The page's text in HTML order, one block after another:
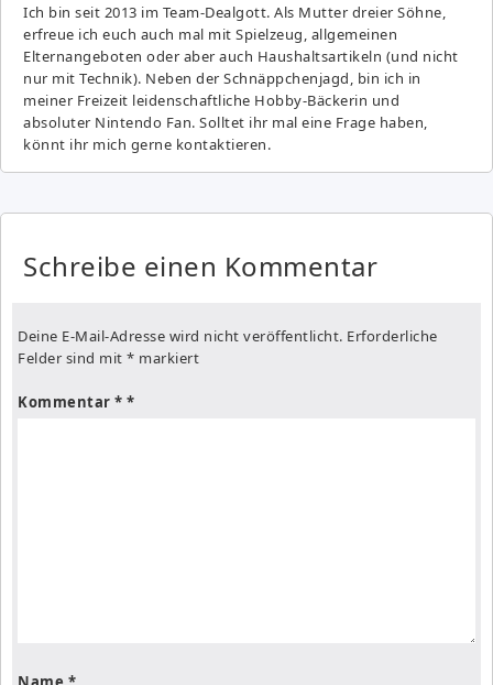
Ich bin seit 2013 im Team-Dealgott. Als Mutter dreier Söhne,
erfreue ich euch auch mal mit Spielzeug, allgemeinen
Elternangeboten oder aber auch Haushaltsartikeln (und nicht
nur mit Technik). Neben der Schnäppchenjagd, bin ich in
meiner Freizeit leidenschaftliche Hobby-Bäckerin und
absoluter Nintendo Fan. Solltet ihr mal eine Frage haben,
könnt ihr mich gerne kontaktieren.
Schreibe einen Kommentar
Deine E-Mail-Adresse wird nicht veröffentlicht. Erforderliche
Felder sind mit * markiert
Kommentar *